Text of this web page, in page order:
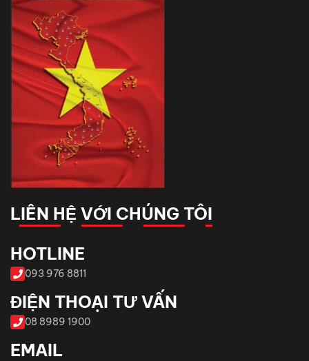
LIÊN HỆ VỚI CHÚNG TÔI
HOTLINE
093 976 8811
ĐIỆN THOẠI TƯ VẤN
08 8989 1900
EMAIL